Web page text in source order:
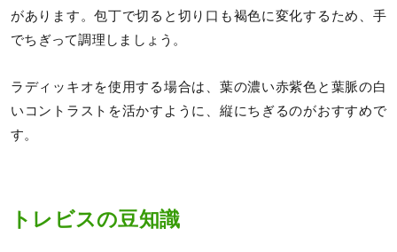
があります。包丁で切ると切り口も褐色に変化するため、手
でちぎって調理しましょう。
ラディッキオを使用する場合は、葉の濃い赤紫色と葉脈の白
いコントラストを活かすように、縦にちぎるのがおすすめで
す。
トレビスの豆知識